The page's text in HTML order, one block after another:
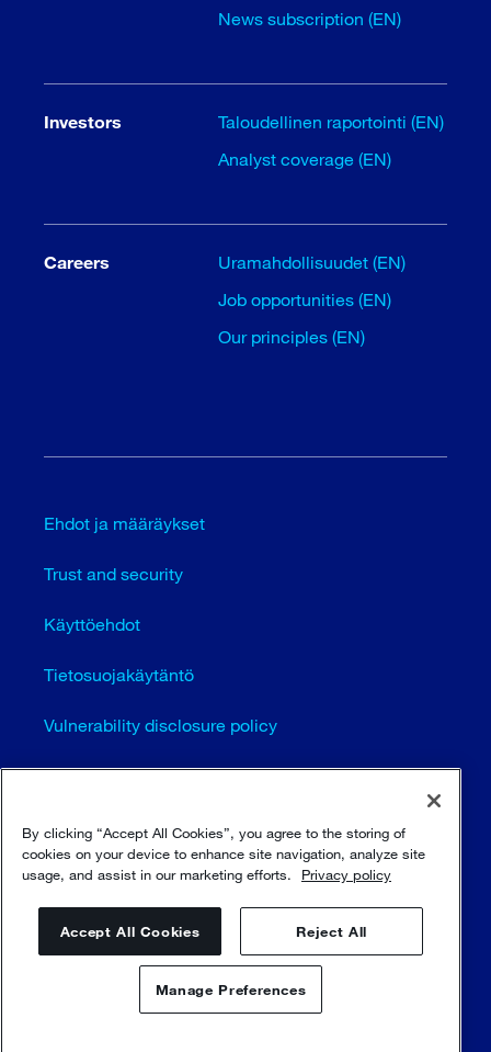
News subscription (EN)
Investors
Taloudellinen raportointi (EN)
Analyst coverage (EN)
Careers
Uramahdollisuudet (EN)
Job opportunities (EN)
Our principles (EN)
Ehdot ja määräykset
Trust and security
Käyttöehdot
Tietosuojakäytäntö
Vulnerability disclosure policy
Cookie settings (EN)
Sivustokartta
© Sulzer Ltd 1996 - 2025
By clicking “Accept All Cookies”, you agree to the storing of
cookies on your device to enhance site navigation, analyze site
usage, and assist in our marketing efforts.
Privacy policy
Accept All Cookies Reject All
Manage Preferences